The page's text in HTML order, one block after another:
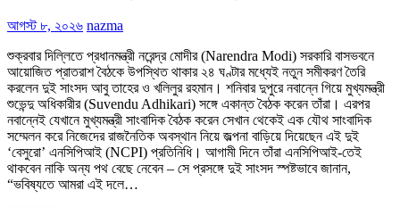
আগস্ট ৮, ২০২৬ nazma
শুক্রবার দিল্লিতে প্রধানমন্ত্রী নরেন্দ্র মোদীর (Narendra Modi) সরকারি বাসভবনে
আয়োজিত প্রাতরাশ বৈঠকে উপস্থিত থাকার ২৪ ঘণ্টার মধ্যেই নতুন সমীকরণ তৈরি
করলেন দুই সাংসদ আবু তাহের ও খলিলুর রহমান। শনিবার দুপুরে নবান্নে গিয়ে মুখ্যমন্ত্রী
শুভেন্দু অধিকারীর (Suvendu Adhikari) সঙ্গে একান্ত বৈঠক করেন তাঁরা। এরপর
নবান্নেই যেখানে মুখ্যমন্ত্রী সাংবাদিক বৈঠক করেন সেখান থেকেই এক যৌথ সাংবাদিক
সম্মেলন করে নিজেদের রাজনৈতিক অবস্থান নিয়ে জল্পনা বাড়িয়ে দিয়েছেন এই দুই
‘বেসুরো’ এনসিপিআই (NCPI) প্রতিনিধি। আগামী দিনে তাঁরা এনসিপিআই-তেই
থাকবেন নাকি অন্য পথ বেছে নেবেন – সে প্রসঙ্গে দুই সাংসদ স্পষ্টভাবে জানান,
“ভবিষ্যতে আমরা এই দলে…